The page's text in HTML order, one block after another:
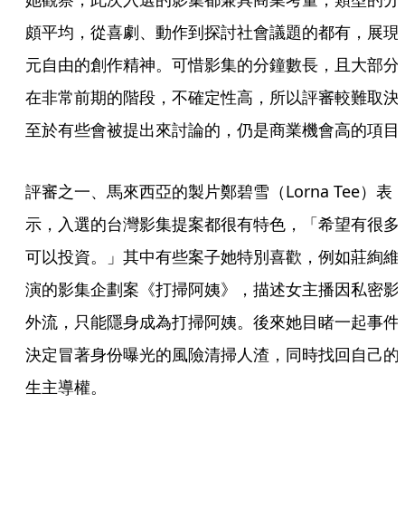
頗平均，從喜劇、動作到探討社會議題的都有，展現
元自由的創作精神。可惜影集的分鐘數長，且大部分
在非常前期的階段，不確定性高，所以評審較難取決
至於有些會被提出來討論的，仍是商業機會高的項目
評審之一、馬來西亞的製片鄭碧雪（Lorna Tee）表
示，入選的台灣影集提案都很有特色，「希望有很多
可以投資。」其中有些案子她特別喜歡，例如莊絢維
演的影集企劃案《打掃阿姨》，描述女主播因私密影
外流，只能隱身成為打掃阿姨。後來她目睹一起事件
決定冒著身份曝光的風險清掃人渣，同時找回自己的
生主導權。